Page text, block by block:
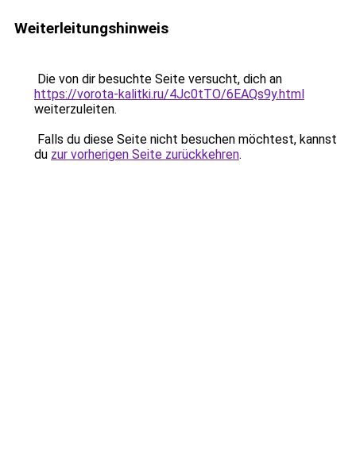
Weiterleitungshinweis
Die von dir besuchte Seite versucht, dich an
https://vorota-kalitki.ru/4Jc0tTO/6EAQs9y.html
weiterzuleiten.
Falls du diese Seite nicht besuchen möchtest, kannst
du zur vorherigen Seite zurückkehren.